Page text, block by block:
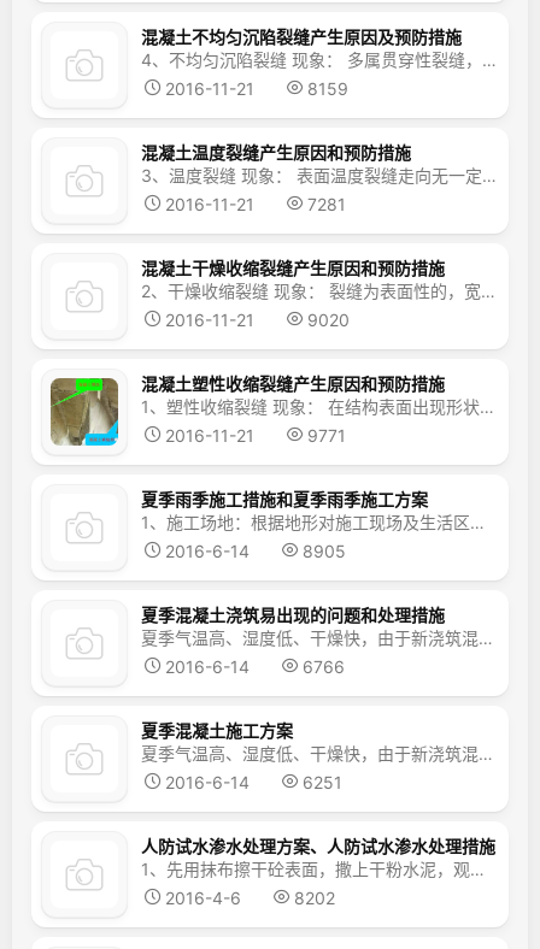
混凝土不均匀沉陷裂缝产生原因及预防措施
4、不均匀沉陷裂缝 现象： 多属贯穿性裂缝，其直向与沉陷情况有关，有的在上部，有的在下部，一般与地面垂直或呈300—400角方向发展。较大的不均匀沉陷裂缝，往往上下或左右有一定的差距，裂缝宽度受温度变化影响小，因荷载大小而异，且与不均匀沉降值成比例。 地基未经夯实引起沉陷 原因： 1）结构...
2016-11-21
8159
混凝土温度裂缝产生原因和预防措施
3、温度裂缝 现象： 表面温度裂缝走向无一定规律性；梁板式或长度尺寸较大的结构，裂缝多平生于短边；大面积结构裂缝常纵横交错。深进的和贯穿的湿度裂缝，一般与短边方向平行或接近于平行，裂缝沿全长分段出现，中间较密。裂缝宽度大小不一，一般在0.5mm以下，裂缝宽度沿全长没有多大变化。温度裂缝多发生在施工期间，缝宽受温度变化影响较明...
2016-11-21
7281
混凝土干燥收缩裂缝产生原因和预防措施
2、干燥收缩裂缝 现象： 裂缝为表面性的，宽度较细，多在0.05—0.2mm之间。其走向纵横交错，没有规律性较薄的梁、板类构件（或桁架杆件），多沿短方向分布；整体性结构多发生在结构变截面处；平面裂缝多延伸到变截面部位或块体边缘，大体积混凝土在平面曾位较为多见，但侧面也常出现；预制构件多产生在箍筋位置。亦称“干缩裂缝” ...
2016-11-21
9020
混凝土塑性收缩裂缝产生原因和预防措施
1、塑性收缩裂缝 现象： 在结构表面出现形状不规则长短不一，互不连贯，类似干燥的泥浆面。大多在砼浇筑初期（浇筑后4h左右），当砼本身与外界气温相差悬殊，或本身温度长时间过高（400以上）而气候很干燥的情况下出现。塑性裂缝又称龟裂，严格讲属于干缩裂缝，出现很普遍。 原因： 1）砼浇筑后，表面没有及时覆盖...
2016-11-21
9771
夏季雨季施工措施和夏季雨季施工方案
1、施工场地：根据地形对施工现场及生活区分别形成良好的排水系统，以保证水流畅通、不积水。 2、钢筋工程： (1)钢筋加工场地要做好防雨排水工作,对钢筋原材及加工好的钢筋要用塑料布覆盖，防止雨水锈蚀钢筋，钢筋堆放场地全部用细石砼进行硬化处理，将钢筋放在250mm×300mm的砼墩上，防止积水浸泡和泥土污染钢筋。 (...
2016-6-14
8905
夏季混凝土浇筑易出现的问题和处理措施
夏季气温高、湿度低、干燥快，由于新浇筑混凝土可能出现凝结速度加快、强度降低等不利影响，这时进行混凝土的浇筑作业时需要特别细心。正确地分析出现不利影响因素的原因，进而采取有效的技术措施，以消除不利因素或使之降到最低程度是很有必要的。 1、炎热气候对混凝土的不利影响 当混凝土的温度升高时，为了保持浇筑作业所需要的坍落度，混凝土的...
2016-6-14
6766
夏季混凝土施工方案
夏季气温高、湿度低、干燥快，由于新浇筑混凝土可能出现凝结速度加快、强度降低等不利影响，这时进行混凝土的浇筑作业时需要特别细心。正确地分析出现不利影响因素的原因，进而采取有效的技术措施，以消除不利因素或使之降到最低程度是很有必要的。 1、炎热气候对混凝土的不利影响 当混凝土的温度升高时，为了保持浇筑作业所需要的坍落度，混凝土...
2016-6-14
6251
人防试水渗水处理方案、人防试水渗水处理措施
1、先用抹布擦干砼表面，撒上干粉水泥，观察渗漏点，然后做出标识，再将渗漏范围尽量缩小，改面漏为线漏，线漏缩小至点或数点，最后对点漏进行修补，修补时采用速凝型无机防水堵漏材料进行修补。 2、将渗漏处造成喇叭状的孔洞，将残渣泥砂等清理干净，擦去表面水。按配合比要求迅速拌合堵漏材料。把拌好的堵漏胶泥放在手上，赶到胶泥发热并开始变硬...
2016-4-6
8202